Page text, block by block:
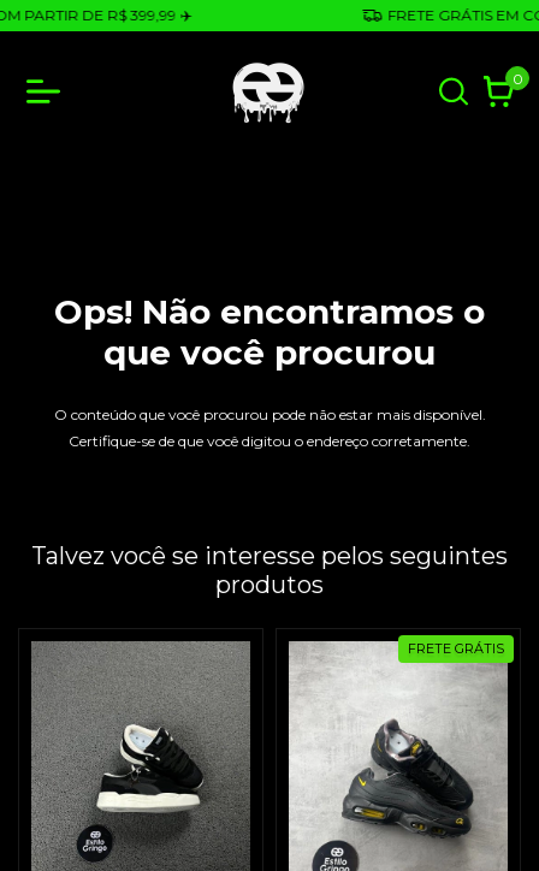
PARTIR DE R$ 399,99 ✈️ FRETE GRÁTIS EM
0
Ops! Não encontramos o
que você procurou
O conteúdo que você procurou pode não estar mais disponível.
Certifique-se de que você digitou o endereço corretamente.
Talvez você se interesse pelos seguintes
produtos
FRETE GRÁTIS